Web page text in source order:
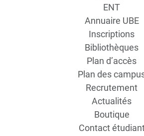
ENT
Annuaire UBE
Inscriptions
Bibliothèques
Plan d’accès
Plan des
Recrutement
Actualités
Boutique
Contact